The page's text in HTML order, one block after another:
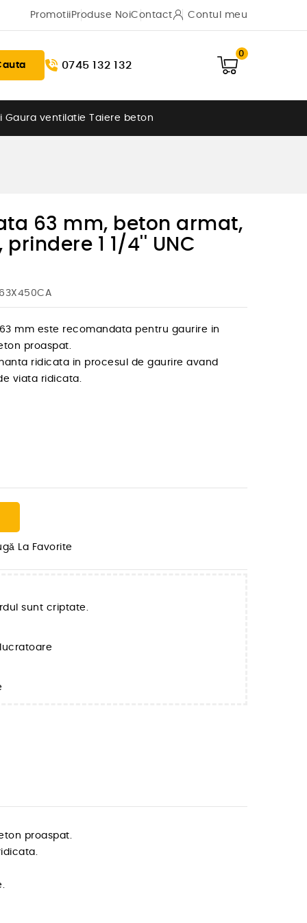
Promotii Produse NoiContact Contul meu
0745 132 132
0
Gaura ventilatie Taiere beton
63 mm, beton armat,
1 1/4'' UNC
mm este recomandata pentru gaurire in
proaspat.
ridicata in procesul de gaurire avand
viata ridicata.
La Favorite
sunt criptate.
proaspat.